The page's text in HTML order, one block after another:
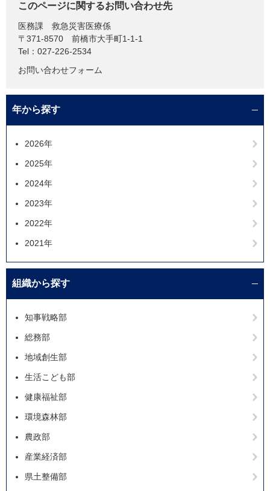
このページに関するお問い合わせ先
医務課
救急災害医療係
〒371-8570
前橋市大手町1-1-1
Tel：027-226-2534
お問い合わせフォーム
年から探す
2026年
2025年
2024年
2023年
2022年
2021年
組織から探す
知事戦略部
総務部
地域創生部
生活こども部
健康福祉部
環境森林部
農政部
産業経済部
県土整備部